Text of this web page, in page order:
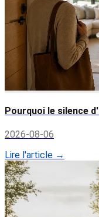
Pourquoi le silence
2026-08-06
Lire l'article →